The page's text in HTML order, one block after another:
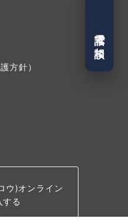
方針）
ウ)オンライン
る
電話で相談